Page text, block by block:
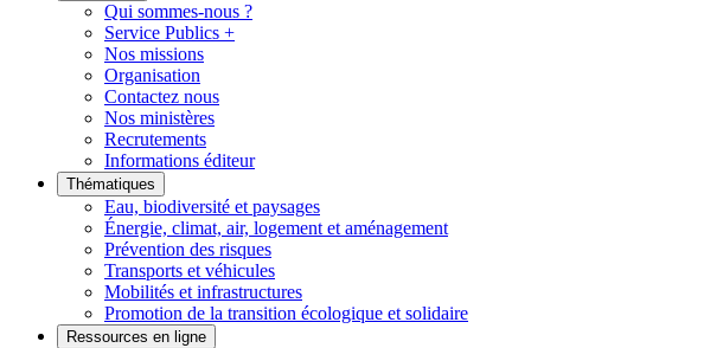
Qui sommes-nous ?
Service Publics +
Nos missions
Organisation
Contactez nous
Nos ministères
Recrutements
Informations éditeur
Thématiques
Eau, biodiversité et paysages
Énergie, climat, air, logement et aménagement
Prévention des risques
Transports et véhicules
Mobilités et infrastructures
Promotion de la transition écologique et solidaire
Ressources en ligne